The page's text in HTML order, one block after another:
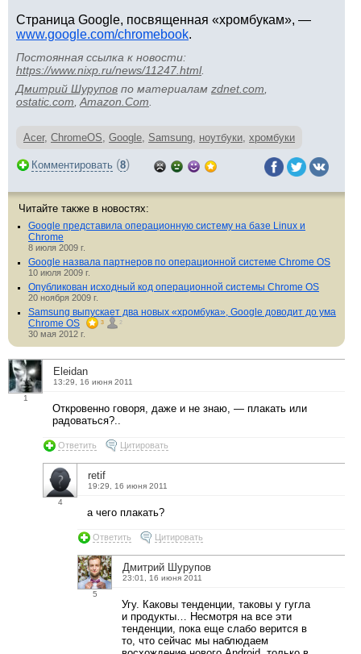
Страница Google, посвященная «хромбукам», —
www.google.com/chromebook.
Постоянная ссылка к новости:
https://www.nixp.ru/news/11247.html.
Дмитрий Шурупов по материалам zdnet.com
ostatic.com Amazon.Com
Acer, ChromeOS, Google, Samsung, ноутбуки, хромбуки
Комментировать (8)
Читайте также в новостях:
Google представила операционную систему на базе Linux и
Chrome
8 июля 2009 г.
Google назвала партнеров по операционной системе Chrome OS
10 июля 2009 г.
Опубликован исходный код операционной системы Chrome OS
20 ноября 2009 г.
Samsung выпускает два новых «хромбука», Google доводит до ума
Chrome OS
3 2
30 мая 2012 г.
1
Eleidan
13:29, 16 июня 2011
Откровенно говоря, даже и не знаю, — плакать или
радоваться?..
Ответить Цитировать
4
retif
19:29, 16 июня 2011
а чего плакать?
Ответить Цитировать
5
Дмитрий Шурупов
23:01, 16 июня 2011
Угу. Каковы тенденции, таковы у гугла
и продукты… Несмотря на все эти
тенденции, пока еще слабо верится в
то, что сейчас мы наблюдаем